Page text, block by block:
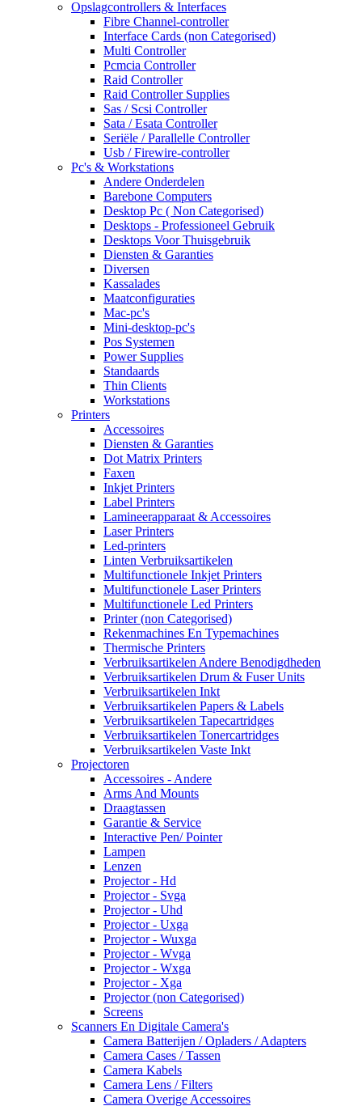
Opslagcontrollers & Interfaces
Fibre Channel-controller
Interface Cards (non Categorised)
Multi Controller
Pcmcia Controller
Raid Controller
Raid Controller Supplies
Sas / Scsi Controller
Sata / Esata Controller
Seriële / Parallelle Controller
Usb / Firewire-controller
Pc's & Workstations
Andere Onderdelen
Barebone Computers
Desktop Pc ( Non Categorised)
Desktops - Professioneel Gebruik
Desktops Voor Thuisgebruik
Diensten & Garanties
Diversen
Kassalades
Maatconfiguraties
Mac-pc's
Mini-desktop-pc's
Pos Systemen
Power Supplies
Standaards
Thin Clients
Workstations
Printers
Accessoires
Diensten & Garanties
Dot Matrix Printers
Faxen
Inkjet Printers
Label Printers
Lamineerapparaat & Accessoires
Laser Printers
Led-printers
Linten Verbruiksartikelen
Multifunctionele Inkjet Printers
Multifunctionele Laser Printers
Multifunctionele Led Printers
Printer (non Categorised)
Rekenmachines En Typemachines
Thermische Printers
Verbruiksartikelen Andere Benodigdheden
Verbruiksartikelen Drum & Fuser Units
Verbruiksartikelen Inkt
Verbruiksartikelen Papers & Labels
Verbruiksartikelen Tapecartridges
Verbruiksartikelen Tonercartridges
Verbruiksartikelen Vaste Inkt
Projectoren
Accessoires - Andere
Arms And Mounts
Draagtassen
Garantie & Service
Interactive Pen/ Pointer
Lampen
Lenzen
Projector - Hd
Projector - Svga
Projector - Uhd
Projector - Uxga
Projector - Wuxga
Projector - Wvga
Projector - Wxga
Projector - Xga
Projector (non Categorised)
Screens
Scanners En Digitale Camera's
Camera Batterijen / Opladers / Adapters
Camera Cases / Tassen
Camera Kabels
Camera Lens / Filters
Camera Overige Accessoires